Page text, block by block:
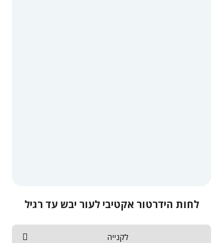
לחות הידרטור אקטיבי לעור יבש עד רגיל
לקנייה